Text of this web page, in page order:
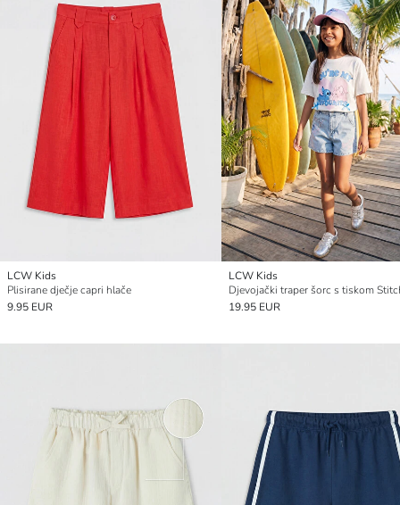
LCW Kids
Plisirane dječje capri hlače
9.95 EUR
LCW Kids
19.95 EUR